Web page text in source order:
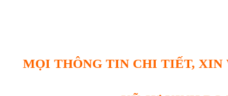
MỌI THÔNG TIN CHI TIẾT, XIN